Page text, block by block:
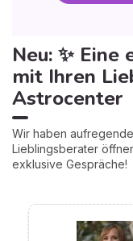
Neu: ✨
mit Ihren
Astrocenter
Wir haben
Lieblingsberater
exklusive Gespräche!